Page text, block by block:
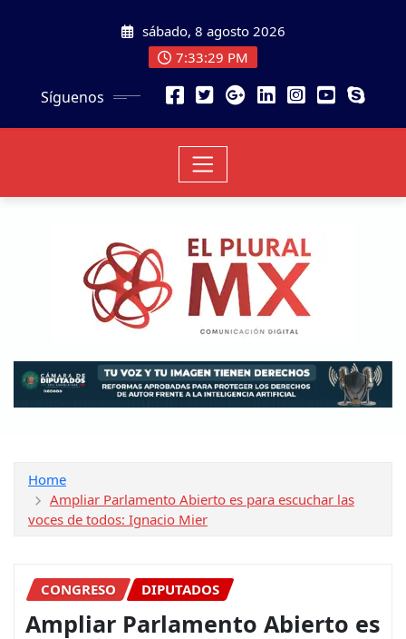
sábado, 8 agosto 2026
7:33:31 PM
Síguenos
Home
Ampliar Parlamento Abierto es para escuchar las
voces de todos: Ignacio Mier
CONGRESO DIPUTADOS
Ampliar Parlamento Abierto es